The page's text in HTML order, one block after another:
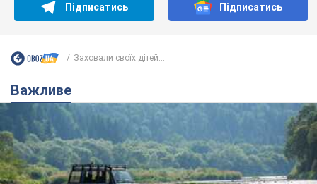
Підписатись Підписатись
Заховали своїх дітей...
Важливе